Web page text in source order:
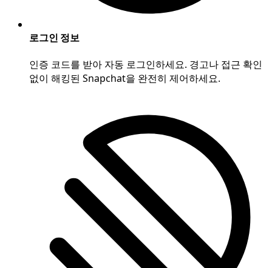
로그인 정보
인증 코드를 받아 자동 로그인하세요. 경고나 접근 확인
없이 해킹된 Snapchat을 완전히 제어하세요.